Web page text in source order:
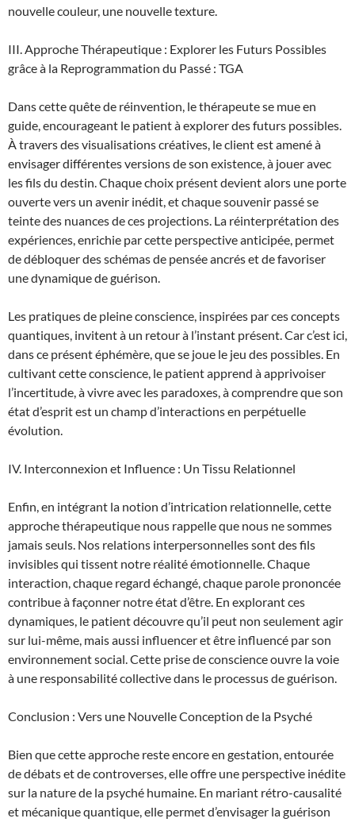
nouvelle couleur, une nouvelle texture.
III. Approche Thérapeutique : Explorer les Futurs Possibles
grâce à la Reprogrammation du Passé : TGA
Dans cette quête de réinvention, le thérapeute se mue en
guide, encourageant le patient à explorer des futurs possibles.
À travers des visualisations créatives, le client est amené à
envisager différentes versions de son existence, à jouer avec
les fils du destin. Chaque choix présent devient alors une porte
ouverte vers un avenir inédit, et chaque souvenir passé se
teinte des nuances de ces projections. La réinterprétation des
expériences, enrichie par cette perspective anticipée, permet
de débloquer des schémas de pensée ancrés et de favoriser
une dynamique de guérison.
Les pratiques de pleine conscience, inspirées par ces concepts
quantiques, invitent à un retour à l’instant présent. Car c’est ici,
dans ce présent éphémère, que se joue le jeu des possibles. En
cultivant cette conscience, le patient apprend à apprivoiser
l’incertitude, à vivre avec les paradoxes, à comprendre que son
état d’esprit est un champ d’interactions en perpétuelle
évolution.
IV. Interconnexion et Influence : Un Tissu Relationnel
Enfin, en intégrant la notion d’intrication relationnelle, cette
approche thérapeutique nous rappelle que nous ne sommes
jamais seuls. Nos relations interpersonnelles sont des fils
invisibles qui tissent notre réalité émotionnelle. Chaque
interaction, chaque regard échangé, chaque parole prononcée
contribue à façonner notre état d’être. En explorant ces
dynamiques, le patient découvre qu’il peut non seulement agir
sur lui-même, mais aussi influencer et être influencé par son
environnement social. Cette prise de conscience ouvre la voie
à une responsabilité collective dans le processus de guérison.
Conclusion : Vers une Nouvelle Conception de la Psyché
Bien que cette approche reste encore en gestation, entourée
de débats et de controverses, elle offre une perspective inédite
sur la nature de la psyché humaine. En mariant rétro-causalité
et mécanique quantique, elle permet d’envisager la guérison